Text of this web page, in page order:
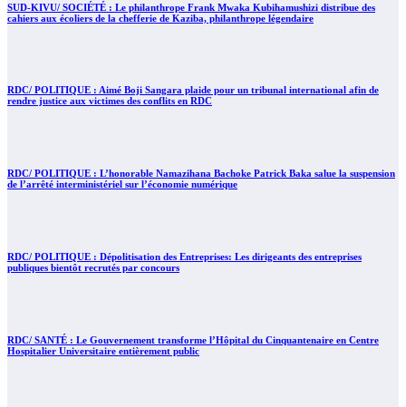
SUD-KIVU/ SOCIÉTÉ : Le philanthrope Frank Mwaka Kubihamushizi distribue des
cahiers aux écoliers de la chefferie de Kaziba, philanthrope légendaire
RDC/ POLITIQUE : Aimé Boji Sangara plaide pour un tribunal international afin de
rendre justice aux victimes des conflits en RDC
RDC/ POLITIQUE : L’honorable Namazihana Bachoke Patrick Baka salue la suspension
de l’arrêté interministériel sur l’économie numérique
RDC/ POLITIQUE : Dépolitisation des Entreprises: Les dirigeants des entreprises
publiques bientôt recrutés par concours
RDC/ SANTÉ : Le Gouvernement transforme l’Hôpital du Cinquantenaire en Centre
Hospitalier Universitaire entièrement public